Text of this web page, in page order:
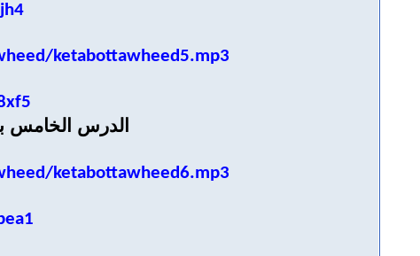
ketabottawheed5.mp3
الدرس
ketabottawheed6.mp3